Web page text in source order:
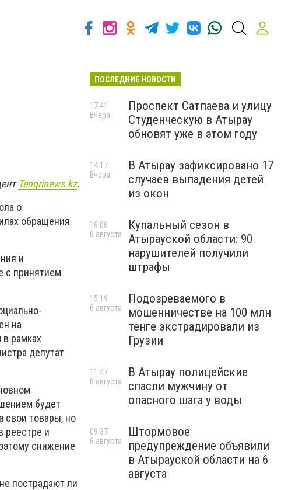
Tengrinews.kz.
о
обращения
и
с принятием
на
рамках
депутат
будет
свои товары, но
реестре и
снижение
пострадают ли
ПОСЛЕДНИЕ НОВОСТИ
Проспект Сатпаева и улицу
Студенческую в Атырау
обновят уже в этом году
17:41
Вчера
В Атырау зафиксировано 17
случаев выпадения детей
из окон
14:17
Вчера
Купальный сезон в
Атырауской области: 90
нарушителей получили
штрафы
16:06
6 августа
Подозреваемого в
мошенничестве на 100 млн
тенге экстрадировали из
Грузии
15:19
6 августа
В Атырау полицейские
спасли мужчину от
опасного шага у воды
11:47
6 августа
Штормовое
предупреждение объявили
в Атырауской области на 6
августа
09:37
6 августа